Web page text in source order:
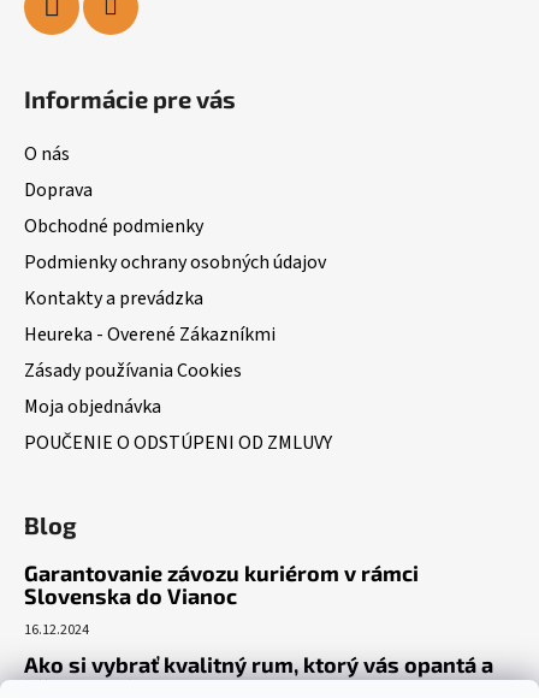
Informácie pre vás
O nás
Doprava
Obchodné podmienky
Podmienky ochrany osobných údajov
Kontakty a prevádzka
Heureka - Overené Zákazníkmi
Zásady používania Cookies
Moja objednávka
POUČENIE O ODSTÚPENI OD ZMLUVY
Blog
Garantovanie závozu kuriérom v rámci
Slovenska do Vianoc
16.12.2024
Ako si vybrať kvalitný rum, ktorý vás opantá a
už nepustí?